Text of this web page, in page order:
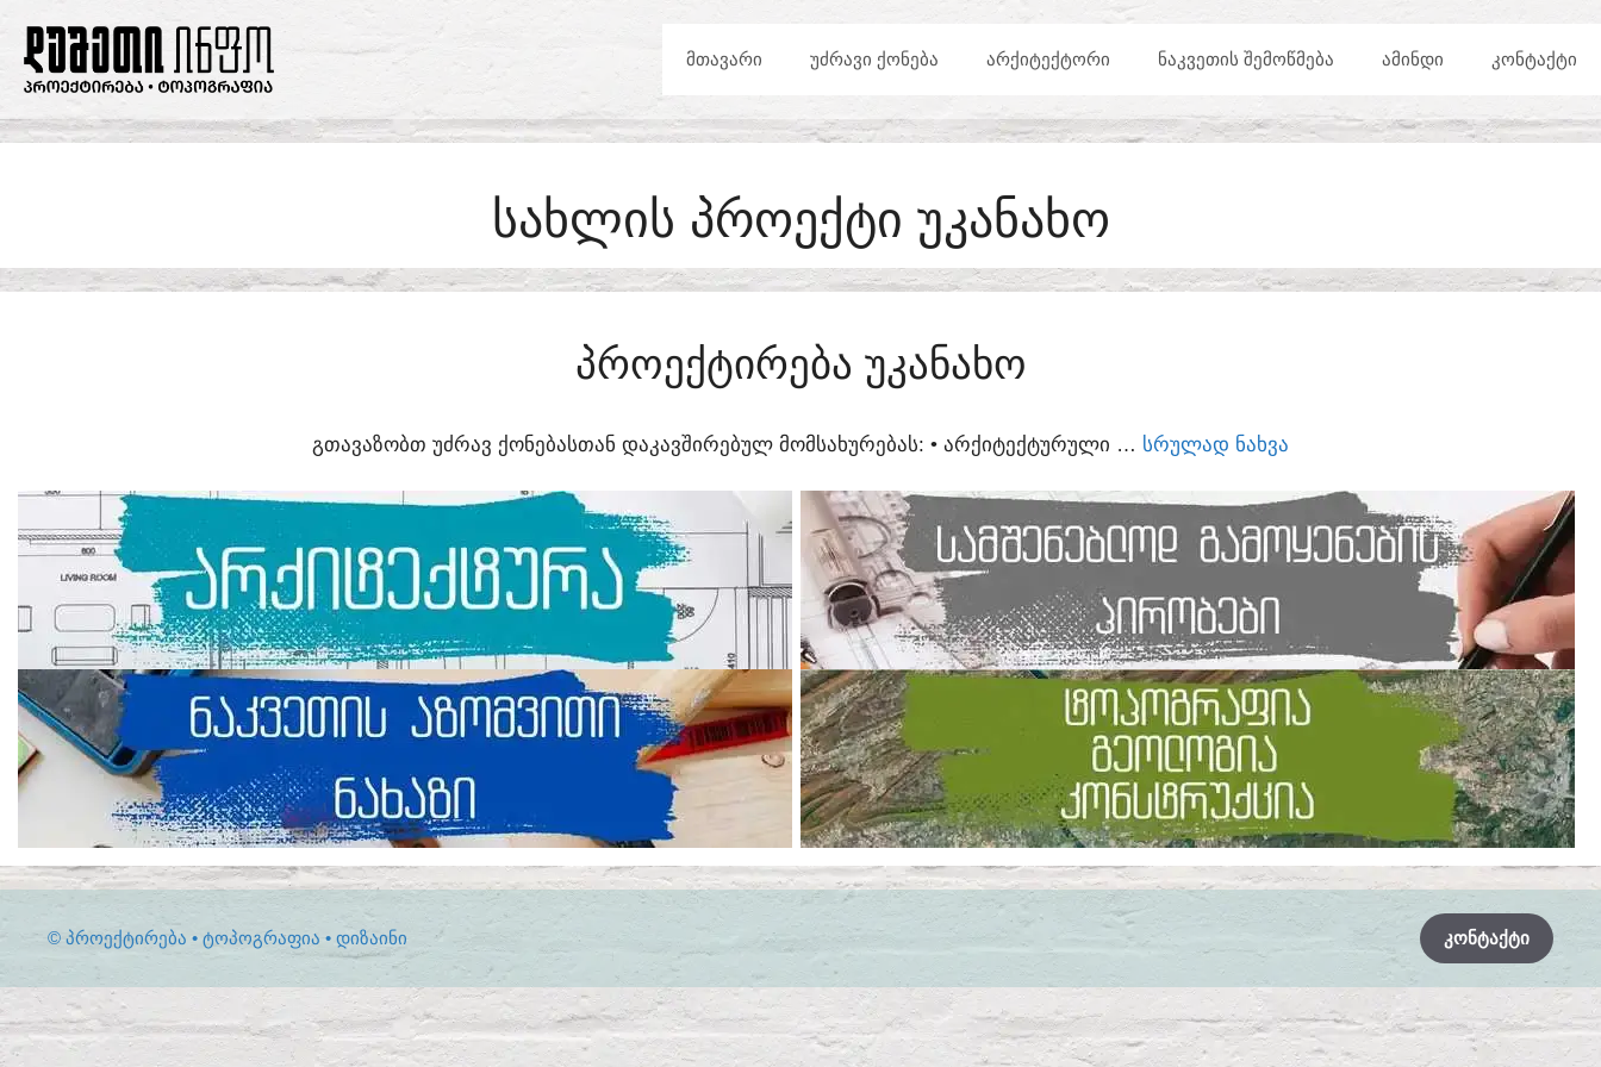
CONTENT
ᲛᲗᲐᲕᲐᲠᲘ ᲣᲫᲠᲐᲕᲘ ᲥᲝᲜᲔᲑᲐ ᲐᲠᲥᲘᲢᲔᲥᲢᲝᲠᲘ ᲜᲐᲙᲕᲔᲗᲘᲡ ᲨᲔᲛᲝᲬᲛᲔᲑᲐ ᲐᲛᲘᲜᲓᲘ ᲙᲝᲜᲢᲐᲥᲢᲘ
ᲡᲐᲮᲚᲘᲡ ᲞᲠᲝᲔᲥᲢᲘ ᲣᲙᲐᲜᲐᲮᲝ
ᲞᲠᲝᲔᲥᲢᲘᲠᲔᲑᲐ ᲣᲙᲐᲜᲐᲮᲝ
ᲒᲗᲐᲕᲐᲖᲝᲑᲗ ᲣᲫᲠᲐᲕ ᲥᲝᲜᲔᲑᲐᲡᲗᲐᲜ ᲓᲐᲙᲐᲕᲨᲘᲠᲔᲑᲣᲚ ᲛᲝᲛᲡᲐᲮᲣᲠᲔᲑᲐᲡ:​ • ᲐᲠᲥᲘᲢᲔᲥᲢᲣᲠᲣᲚᲘ … ᲡᲠᲣᲚᲐᲓ ᲜᲐᲮᲕᲐ
ᲙᲝᲜᲢᲐᲥᲢᲘ
© ᲞᲠᲝᲔᲥᲢᲘᲠᲔᲑᲐ • ᲢᲝᲞᲝᲒᲠᲐᲤᲘᲐ • ᲓᲘᲖᲐᲘᲜᲘ